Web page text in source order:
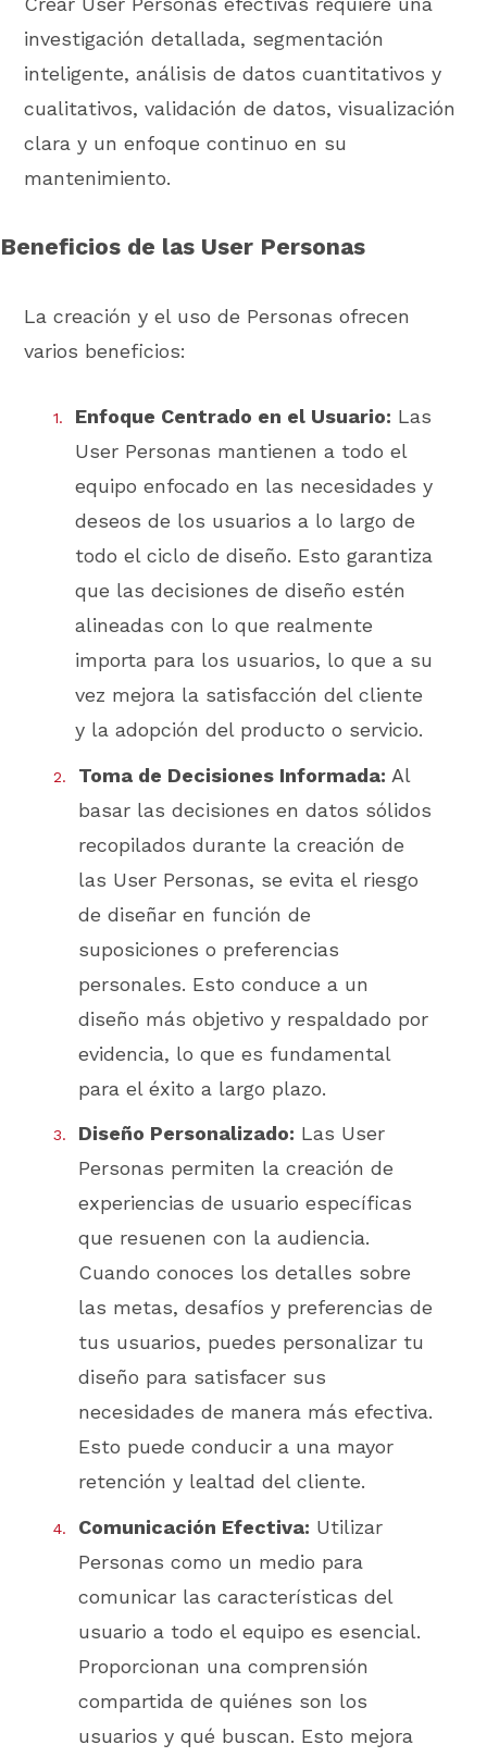
investigación detallada, segmentación
inteligente, análisis de datos cuantitativos y
cualitativos, validación de datos, visualización
clara y un enfoque continuo en su
mantenimiento.
Beneficios de las User Personas
La creación y el uso de Personas ofrecen
varios beneficios:
Enfoque Centrado en el Usuario: Las
User Personas mantienen a todo el
equipo enfocado en las necesidades y
deseos de los usuarios a lo largo de
todo el ciclo de diseño. Esto garantiza
que las decisiones de diseño estén
alineadas con lo que realmente
importa para los usuarios, lo que a su
vez mejora la satisfacción del cliente
y la adopción del producto o servicio.
Toma de Decisiones Informada: Al
basar las decisiones en datos sólidos
recopilados durante la creación de
las User Personas, se evita el riesgo
de diseñar en función de
suposiciones o preferencias
personales. Esto conduce a un
diseño más objetivo y respaldado por
evidencia, lo que es fundamental
para el éxito a largo plazo.
Diseño Personalizado: Las User
Personas permiten la creación de
experiencias de usuario específicas
que resuenen con la audiencia.
Cuando conoces los detalles sobre
las metas, desafíos y preferencias de
tus usuarios, puedes personalizar tu
diseño para satisfacer sus
necesidades de manera más efectiva.
Esto puede conducir a una mayor
retención y lealtad del cliente.
Comunicación Efectiva: Utilizar
Personas como un medio para
comunicar las características del
usuario a todo el equipo es esencial.
Proporcionan una comprensión
compartida de quiénes son los
usuarios y qué buscan. Esto mejora